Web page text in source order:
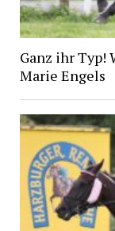
Ganz ihr
Marie Engels